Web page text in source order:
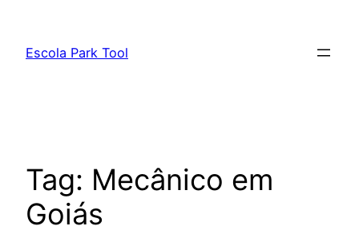
Escola Park Tool
Tag: Mecânico em
Goiás